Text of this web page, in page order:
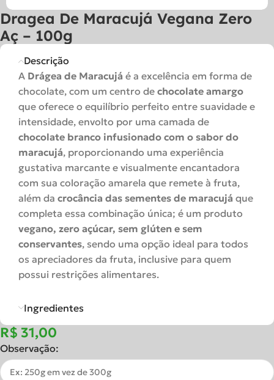
Dragea De Maracujá Vegana Zero
Aç – 100g
Descrição
A Drágea de Maracujá é a excelência em forma de
chocolate, com um centro de chocolate amargo
que oferece o equilíbrio perfeito entre suavidade e
intensidade, envolto por uma camada de
chocolate branco infusionado com o sabor do
maracujá, proporcionando uma experiência
gustativa marcante e visualmente encantadora
com sua coloração amarela que remete à fruta,
além da crocância das sementes de maracujá que
completa essa combinação única; é um produto
vegano, zero açúcar, sem glúten e sem
conservantes, sendo uma opção ideal para todos
os apreciadores da fruta, inclusive para quem
possui restrições alimentares.
Ingredientes
R$
Observação: